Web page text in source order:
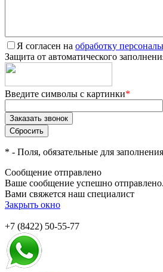
Я согласен на обработку
Защита от автоматического
Введите символы с картинки*
* - Поля, обязательные для заполнения
Сообщение отправлено
Ваше сообщение успешно
Вами свяжется наш специалист
Закрыть окно
+7 (8422) 50-55-77